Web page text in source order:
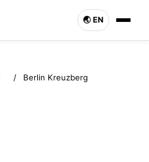
🌏︎ EN
Berlin Kreuzberg